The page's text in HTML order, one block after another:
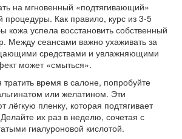
на мгновенный «подтягивающий»
Как правило, курс из 3‑5
кожа успела восстановить собственный
Между сеансами важно ухаживать за
средствами и увлажняющими
может «смыться».
время в салоне, попробуйте
или желатином. Эти
лёгкую пленку, которая подтягивает
их раз в неделю, сочетая с
гиалуроновой кислотой.